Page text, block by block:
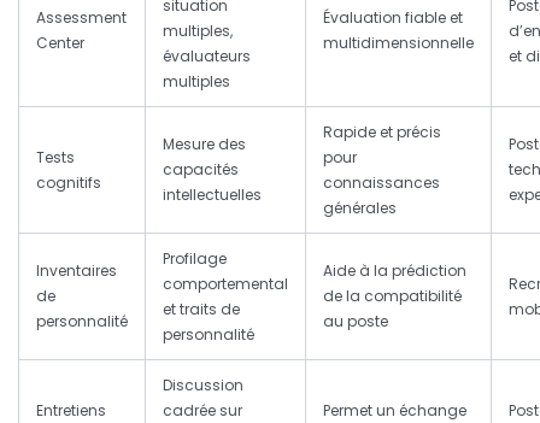
Assessment
Center
situation
multiples,
évaluateurs
multiples
Évaluation fiable et
multidimensionnelle
et
Tests
cognitifs
Mesure des
capacités
intellectuelles
Rapide et précis
pour
connaissances
générales
Inventaires
de
personnalité
Profilage
comportemental
et traits de
personnalité
Aide à la prédiction
de la compatibilité
au poste
Entretiens
Discussion
cadrée sur
Permet un échange